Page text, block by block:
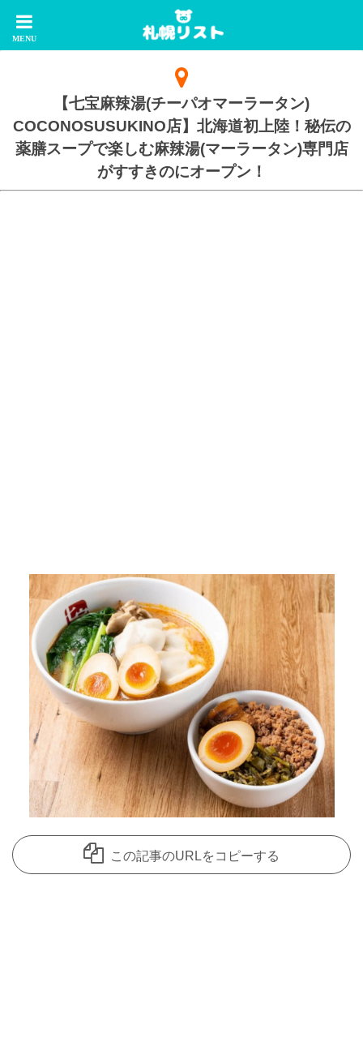
【七宝麻辣湯(チーパオマーラータン)
COCONOSUSUKINO店】北海道初上陸！秘伝の
薬膳スープで楽しむ麻辣湯(マーラータン)専門店
がすすきのにオープン！
この記事のURLをコピーする